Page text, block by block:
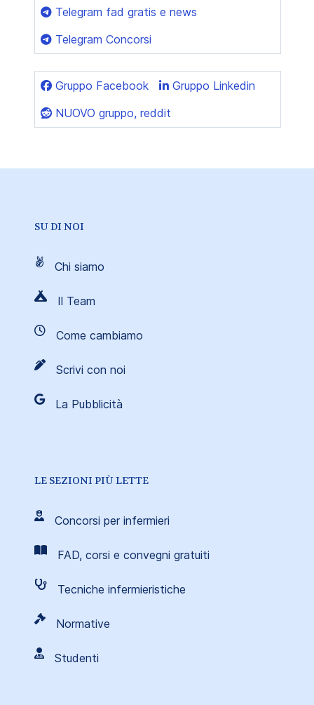
Telegram fad gratis e news
Telegram Concorsi
Gruppo Facebook
Gruppo Linkedin
NUOVO gruppo, reddit
SU DI NOI
Chi siamo
Il Team
Come cambiamo
Scrivi con noi
La Pubblicità
LE SEZIONI PIÙ LETTE
Concorsi per infermieri
FAD, corsi e convegni gratuiti
Tecniche infermieristiche
Normative
Studenti